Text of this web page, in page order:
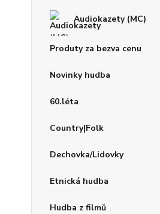
Audiokazety (MC)
Produty za bezva cenu
Novinky hudba
60.léta
Country|Folk
Dechovka/Lidovky
Etnická hudba
Hudba z filmů